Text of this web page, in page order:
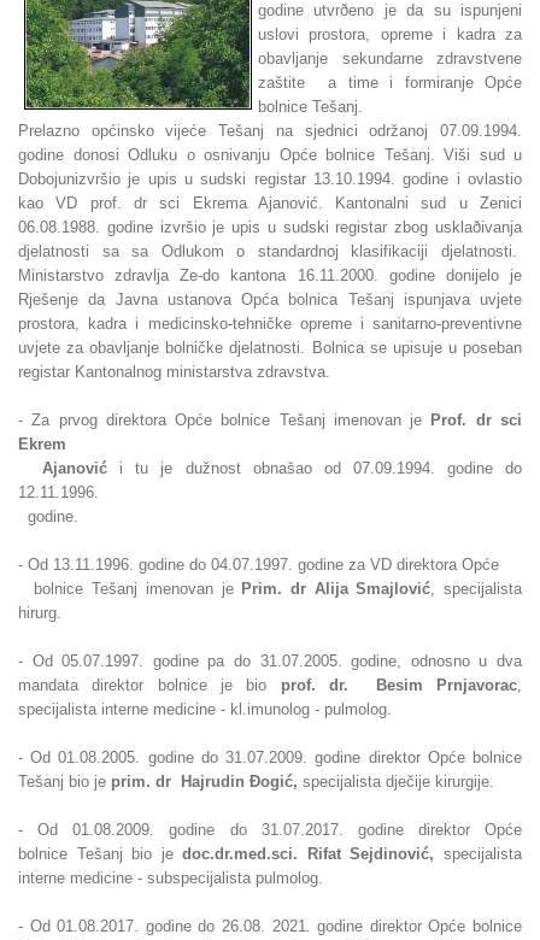
godine utvrðeno je da su ispunjeni
uslovi prostora, opreme i kadra za
obavljanje sekundarne zdravstvene
zaštite a time i formiranje Opće
bolnice Tešanj.
Prelazno općinsko vijeće Tešanj na sjednici održanoj 07.09.1994.
godine donosi Odluku o osnivanju Opće bolnice Tešanj. Viši sud u
Dobojunizvršio je upis u sudski registar 13.10.1994. godine i ovlastio
kao VD prof. dr sci Ekrema Ajanović. Kantonalni sud u Zenici
06.08.1988. godine izvršio je upis u sudski registar zbog usklaðivanja
djelatnosti sa sa Odlukom o standardnoj klasifikaciji djelatnosti.
Ministarstvo zdravlja Ze-do kantona 16.11.2000. godine donijelo je
Rješenje da Javna ustanova Opća bolnica Tešanj ispunjava uvjete
prostora, kadra i medicinsko-tehničke opreme i sanitarno-preventivne
uvjete za obavljanje bolničke djelatnosti. Bolnica se upisuje u poseban
registar Kantonalnog ministarstva zdravstva.
- Za prvog direktora Opće bolnice Tešanj imenovan je Prof. dr sci
Ekrem
Ajanović i tu je dužnost obnašao od 07.09.1994. godine do
12.11.1996.
godine.
- Od 13.11.1996. godine do 04.07.1997. godine za VD direktora Opće
bolnice Tešanj imenovan je Prim. dr Alija Smajlović, specijalista
hirurg.
- Od 05.07.1997. godine pa do 31.07.2005. godine, odnosno u dva
mandatadirektor bolnice je bio prof. dr. Besim Prnjavorac,
specijalista interne medicine - kl.imunolog - pulmolog.
- Od 01.08.2005. godine do 31.07.2009. godine direktor Opće bolnice
Tešanj bio je prim. dr Hajrudin Ðogić, specijalista dječije kirurgije.
- Od01.08.2009. godine do 31.07.2017. godine direktor Opće
bolnice Tešanj bio jedoc.dr.med.sci. Rifat Sejdinović,specijalista
interne medicine - subspecijalista pulmolog.
- Od 01.08.2017. godine do 26.08. 2021. godine direktor Opće bolnice